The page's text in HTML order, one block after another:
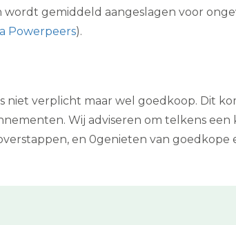
gemiddeld aangeslagen voor
Powerpeers).
niet verplicht maar wel goedkoop. Dit
Wij adviseren om telkens
en 0genieten van goedkope